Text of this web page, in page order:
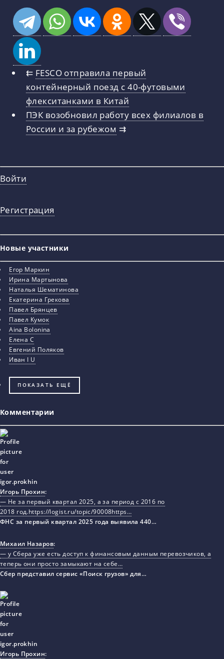
⇇ FESCO отправила первый
контейнерный поезд с 40-футовыми
флекситанками в Китай
ПЭК возобновил работу всех филиалов в
России и за рубежом ⇉
Войти
Регистрация
Новые участники
Егор Маркин
Ирина Мартынова
Наталья Шематинова
Екатерина Грекова
Павел Брянцев
Павел Кумок
Aina Bolonina
Елена С
Евгений Поляков
Иван I U
ПОКАЗАТЬ ЕЩЁ
Комментарии
Игорь Прохин:
— Не за первый квартал 2025, а за период с 2016 по
2018 год.https://logist.ru/topic/90008https…
ФНС за первый квартал 2025 года выявила 440…
Михаил Назаров:
— у Сбера уже есть доступ к финансовым данным перевозчиков, а
теперь они просто замыкают на себе…
Сбер представил сервис «Поиск грузов» для…
Игорь Прохин: